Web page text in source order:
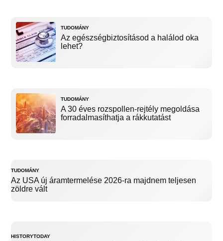
TUDOMÁNY
Az egészségbiztosításod a halálod oka
lehet?
TUDOMÁNY
A 30 éves rozspollen-rejtély megoldása
forradalmasíthatja a rákkutatást
TUDOMÁNY
Az USA új áramtermelése 2026-ra majdnem teljesen
zöldre vált
HISTORYTODAY